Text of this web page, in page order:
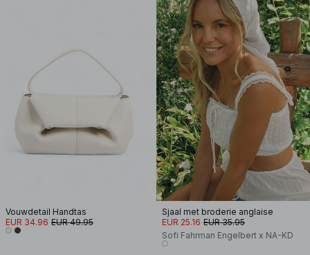
Vouwdetail Handtas
EUR 34.96 EUR 49.95
Sjaal met broderie anglaise
EUR 25.16 EUR 35.95
Sofi Fahrman Engelbert x NA-KD